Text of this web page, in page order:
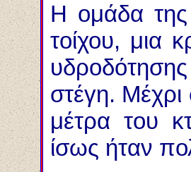
Η ομάδα της
τοίχου, μια
στέγη. Μέχρι
μέτρα του
ίσως ήταν